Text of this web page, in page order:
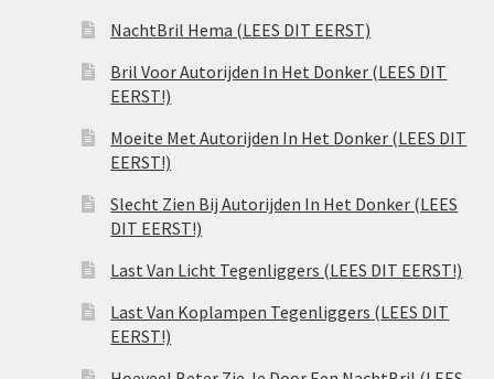
NachtBril Hema (LEES DIT EERST)
Bril Voor Autorijden In Het Donker (LEES DIT
EERST!)
Moeite Met Autorijden In Het Donker (LEES DIT
EERST!)
Slecht Zien Bij Autorijden In Het Donker (LEES
DIT EERST!)
Last Van Licht Tegenliggers (LEES DIT EERST!)
Last Van Koplampen Tegenliggers (LEES DIT
EERST!)